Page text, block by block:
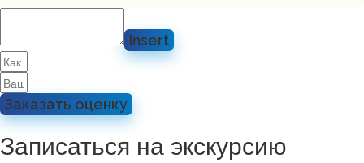
Insert
Заказать оценку
Записаться на экскурсию